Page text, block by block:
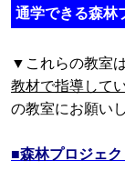
通学できる森林
▼これらの教室は
教材で指導して
の教室にお願いし
■森林プロジェ